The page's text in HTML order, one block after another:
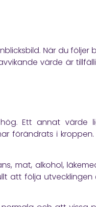
När du följer
värde är
Ett annat värde
förändrats i
mat, alkohol,
att följa